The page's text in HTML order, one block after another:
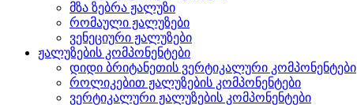
მზა ზებრა ჟალუზი
რომაული ჟალუზები
ვენეციური ჟალუზები
ჟალუზების კომპონენტები
დიდი ბრიტანეთის ვერტიკალური კომპონენტები
როლიკებით ჟალუზების კომპონენტები
ვერტიკალური ჟალუზების კომპონენტები